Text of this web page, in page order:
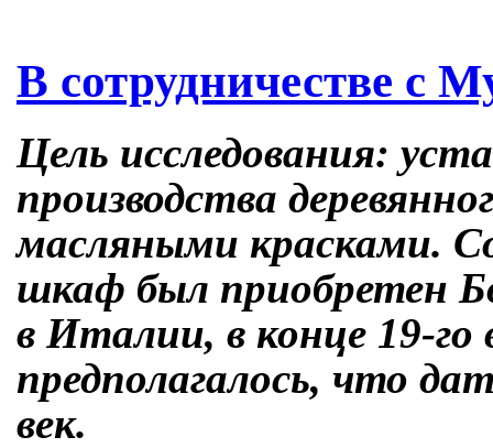
Skip
content
В сотрудничестве с
Цель исследования:
производства
масляными красками.
шкаф был приобретен
в Италии, в конце 19-го
предполагалось, что
век.